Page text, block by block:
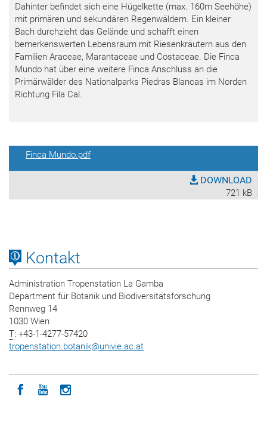
Dahinter befindet sich eine Hügelkette (max. 160m Seehöhe)
mit primären und sekundären Regenwäldern. Ein kleiner
Bach durchzieht das Gelände und schafft einen
bemerkenswerten Lebensraum mit Riesenkräutern aus den
Familien Araceae, Marantaceae und Costaceae. Die Finca
Mundo hat über eine weitere Finca Anschluss an die
Primärwälder des Nationalparks Piedras Blancas im Norden
Richtung Fila Cal.
Finca Mundo.pdf
DOWNLOAD
721 kB
Kontakt
Administration Tropenstation La Gamba
Department für Botanik und Biodiversitätsforschung
Rennweg 14
1030 Wien
T: +43-1-4277-57420
tropenstation.botanik@univie.ac.at
Icon facebook
Icon youtube
Icon instagram